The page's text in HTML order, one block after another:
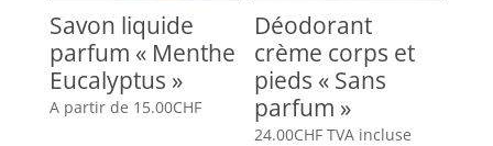
Savon liquide
parfum « Menthe
Eucalyptus »
A partir de 15.00CHF
Déodorant
crème corps et
pieds « Sans
parfum »
24.00CHF TVA incluse